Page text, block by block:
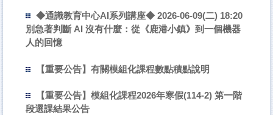
M沙龍
教師專區
學生專區
成果報告
◆通識教育中心AI系列講座◆ 2026-06-09(二) 18:20
別急著判斷 AI 沒有什麼：從《鹿港小鎮》到一個機器
人的回憶
【重要公告】有關模組化課程數點積點說明
【重要公告】模組化課程2026年寒假(114-2) 第一階
段選課結果公告